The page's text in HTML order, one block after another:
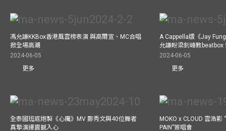
馮允謙KKBox香港風雲榜表演 與高爾宣、MC合唱
掀全場高潮
2024-06-05
更多
A Cappella版《Jay
允謙盼梁釗峰教beatbox
2024-06-05
更多
全泰國班底炮製《心魔》MV 鄭秀文與40位舞者
真摯演繹震撼入心
MOKO x CLOUD 雲浩影
PAIN”簽唱會